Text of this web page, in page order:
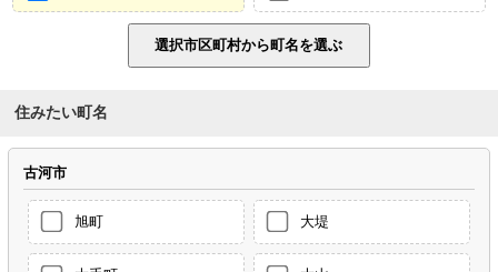
住みたい町名
古河市
旭町 大堤